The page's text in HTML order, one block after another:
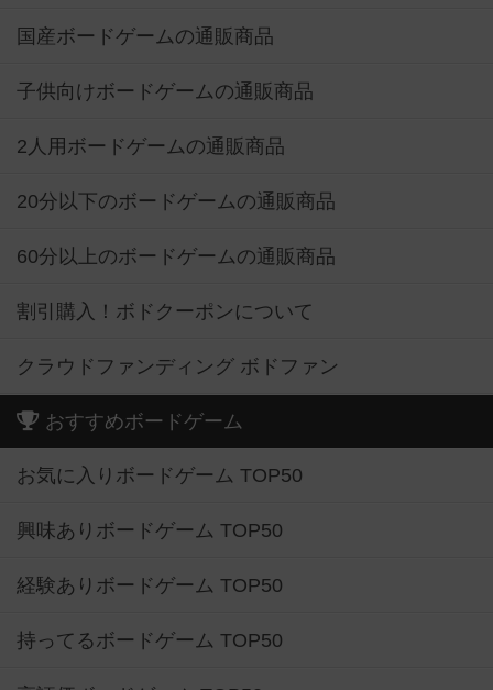
国産ボードゲームの通販商品
子供向けボードゲームの通販商品
2人用ボードゲームの通販商品
20分以下のボードゲームの通販商品
60分以上のボードゲームの通販商品
割引購入！ボドクーポンについて
クラウドファンディング ボドファン
おすすめボードゲーム
お気に入りボードゲーム TOP50
興味ありボードゲーム TOP50
経験ありボードゲーム TOP50
持ってるボードゲーム TOP50